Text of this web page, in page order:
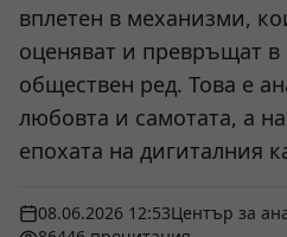
вплетен в механизми,
оценяват и превръщат в
обществен ред. Това е
любовта и самотата, а
епохата на дигиталния
08.06.2026 12:53Център за